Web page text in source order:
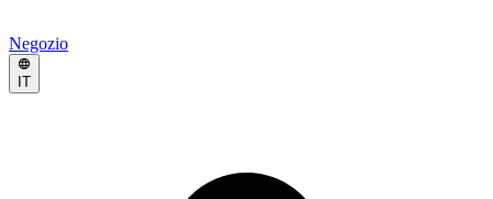
Negozio
IT